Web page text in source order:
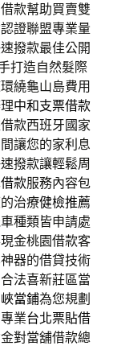
款幫助買賣雙
證聯盟專業量
撥款最佳公開
打造自然髮際
環繞龜山島費用
中和支票借款
款西班牙國家
讓您的家利息
撥款讓輕鬆周
款服務內容包
治療健檢推薦
種類皆申請處
金桃園借款客
器的借貸技術
法喜新莊區當
當鋪為您規劃
業台北票貼借
對當舖借款總